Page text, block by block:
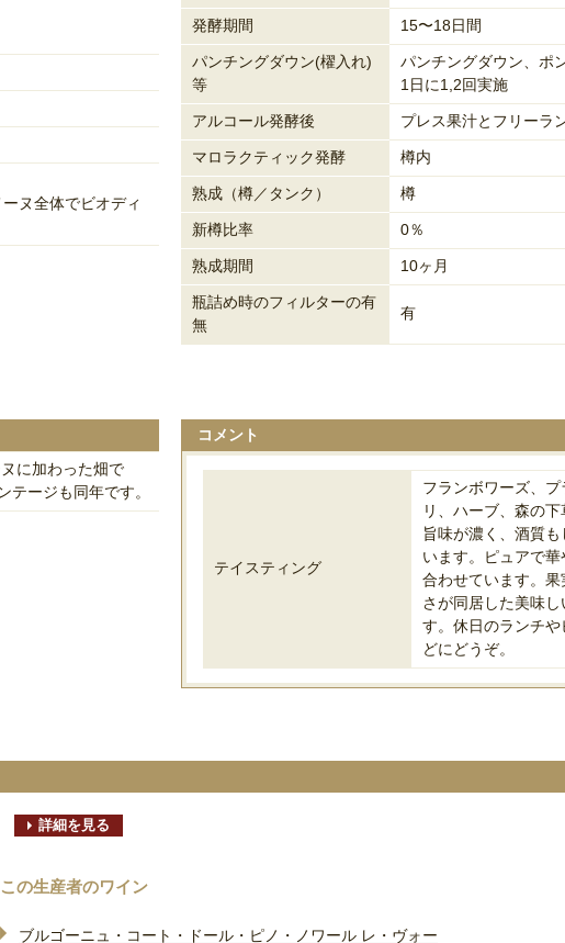
ヌ全体でビオディ
発酵期間 15〜18日間
パンチングダウン(櫂入れ)
等
パンチングダウン、ポ
1日に1,2回実施
アルコール発酵後 プレス果汁とフリーラ
マロラクティック発酵 樽内
熟成（樽／タンク） 樽
新樽比率 0％
熟成期間 10ヶ月
瓶詰め時のフィルターの有
無
有
に加わった畑で
テージも同年です。
コメント
テイスティング
フランボワーズ、
リ、ハーブ、森の下
旨味が濃く、酒質
います。ピュアで
合わせています。
さが同居した美味
す。休日のランチや
どにどうぞ。
詳細を見る
この生産者のワイン
ブルゴーニュ・コート・ドール・ピノ・ノワール レ・ヴォー